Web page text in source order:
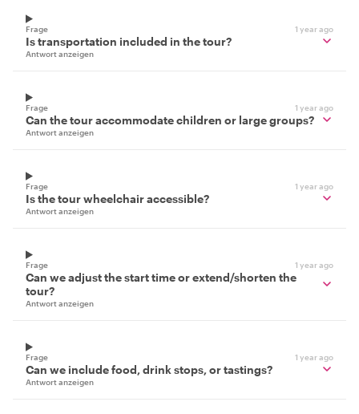
Frage 1 year ago
Is transportation included in the tour?
Antwort anzeigen
Frage 1 year ago
Can the tour accommodate children or large groups?
Antwort anzeigen
Frage 1 year ago
Is the tour wheelchair accessible?
Antwort anzeigen
Frage 1 year ago
Can we adjust the start time or extend/shorten the
tour?
Antwort anzeigen
Frage 1 year ago
Can we include food, drink stops, or tastings?
Antwort anzeigen